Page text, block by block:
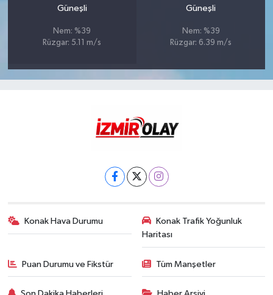
Güneşli
Nem: %39
Rüzgar: 5.11 m/s
Güneşli
Nem: %39
Rüzgar: 6.39 m/s
Konak Hava Durumu
Konak Trafik Yoğunluk
Haritası
Puan Durumu ve Fikstür Tüm Manşetler